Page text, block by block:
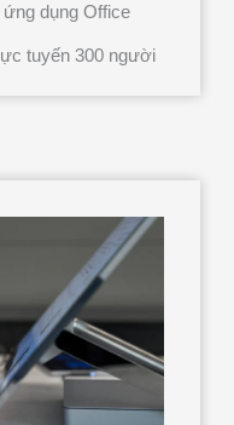
dụng Office
tuyến 300 người